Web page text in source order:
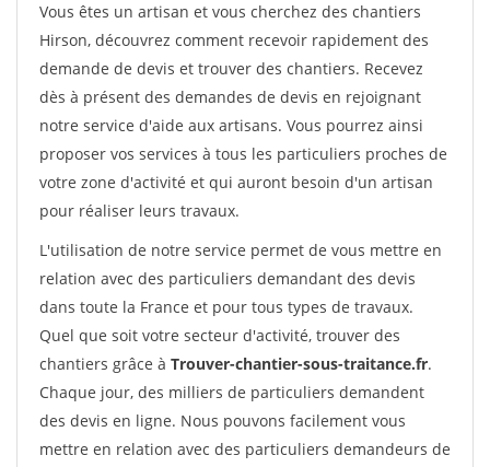
Vous êtes un artisan et vous cherchez des chantiers
Hirson, découvrez comment recevoir rapidement des
demande de devis et trouver des chantiers. Recevez
dès à présent des demandes de devis en rejoignant
notre service d'aide aux artisans. Vous pourrez ainsi
proposer vos services à tous les particuliers proches de
votre zone d'activité et qui auront besoin d'un artisan
pour réaliser leurs travaux.
L'utilisation de notre service permet de vous mettre en
relation avec des particuliers demandant des devis
dans toute la France et pour tous types de travaux.
Quel que soit votre secteur d'activité, trouver des
chantiers grâce à Trouver-chantier-sous-traitance.fr.
Chaque jour, des milliers de particuliers demandent
des devis en ligne. Nous pouvons facilement vous
mettre en relation avec des particuliers demandeurs de